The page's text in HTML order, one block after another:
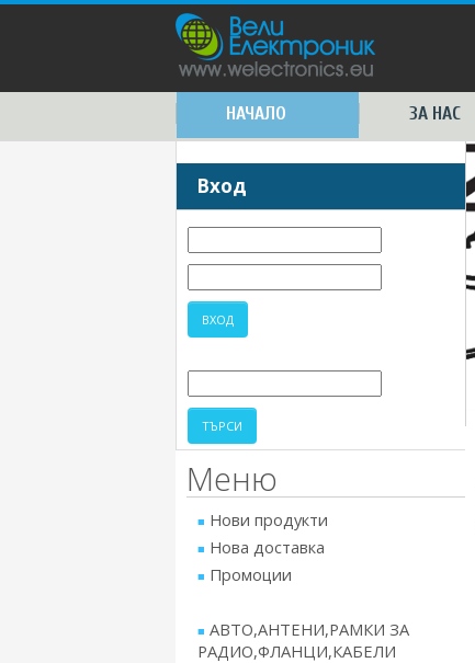
НАЧАЛО ЗА НАС
Вход
Меню
Нови продукти
Нова доставка
Промоции
АВТО,АНТЕНИ,РАМКИ ЗА
РАДИО,ФЛАНЦИ,КАБЕЛИ